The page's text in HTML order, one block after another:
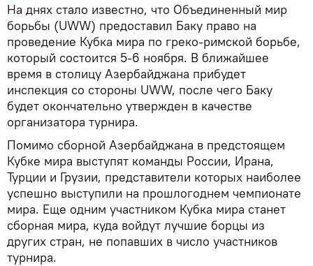
На днях стало известно, что Объединенный мир
борьбы (UWW) предоставил Баку право на
проведение Кубка мира по греко-римской борьбе,
который состоится 5-6 ноября. В ближайшее
время в столицу Азербайджана прибудет
инспекция со стороны UWW, после чего Баку
будет окончательно утвержден в качестве
организатора турнира.
Помимо сборной Азербайджана в предстоящем
Кубке мира выступят команды России, Ирана,
Турции и Грузии, представители которых наиболее
успешно выступили на прошлогоднем чемпионате
мира. Еще одним участником Кубка мира станет
сборная мира, куда войдут лучшие борцы из
других стран, не попавших в число участников
турнира.